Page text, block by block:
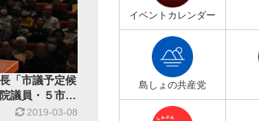
「市議予定候
議員・５市議
2019-03-08
イベントカレンダー
島しょの共産党